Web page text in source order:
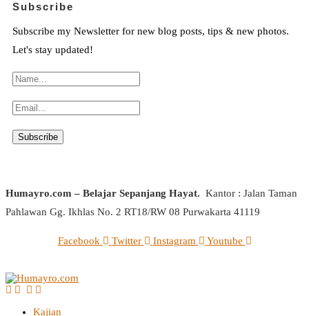
Subscribe
Subscribe my Newsletter for new blog posts, tips & new photos.
Let's stay updated!
Humayro.com – Belajar Sepanjang Hayat. Kantor : Jalan Taman
Pahlawan Gg. Ikhlas No. 2 RT18/RW 08 Purwakarta 41119
Facebook Twitter Instagram Youtube
Kajian